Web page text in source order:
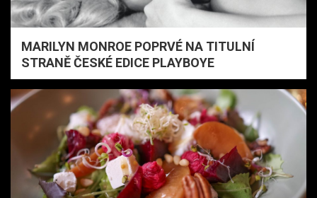
MARILYN MONROE POPRVÉ NA TITULNÍ
STRANĚ ČESKÉ EDICE PLAYBOYE